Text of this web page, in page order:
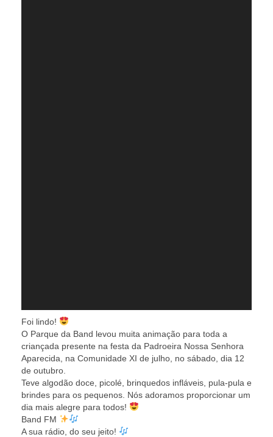
Foi lindo!
O Parque da Band levou muita animação para toda a
criançada presente na festa da Padroeira Nossa Senhora
Aparecida, na Comunidade XI de julho, no sábado, dia 12
de outubro.
Teve algodão doce, picolé, brinquedos infláveis, pula-pula e
brindes para os pequenos. Nós adoramos proporcionar um
dia mais alegre para todos!
Band FM
A sua rádio, do seu jeito!